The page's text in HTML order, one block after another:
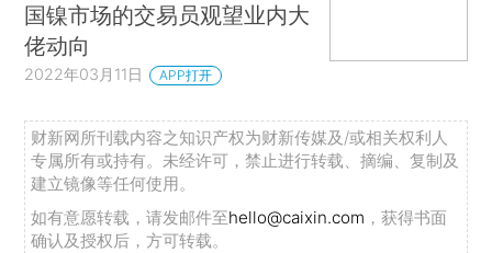
国镍市场的交易员观望业内大
佬动向
2022年03月11日 APP打开
财新网所刊载内容之知识产权为财新传媒及/或相关权利人
专属所有或持有。未经许可，禁止进行转载、摘编、复制及
建立镜像等任何使用。
如有意愿转载，请发邮件至hello@caixin.com ，获得书面
确认及授权后，方可转载。